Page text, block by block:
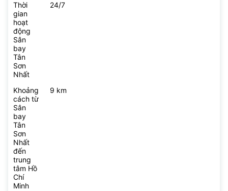
Thời
gian
hoạt
động
Sân
bay
Tân
Sơn
Nhất
24/7
Khoảng
cách từ
Sân
bay
Tân
Sơn
Nhất
đến
trung
tâm Hồ
Chí
Minh
9 km